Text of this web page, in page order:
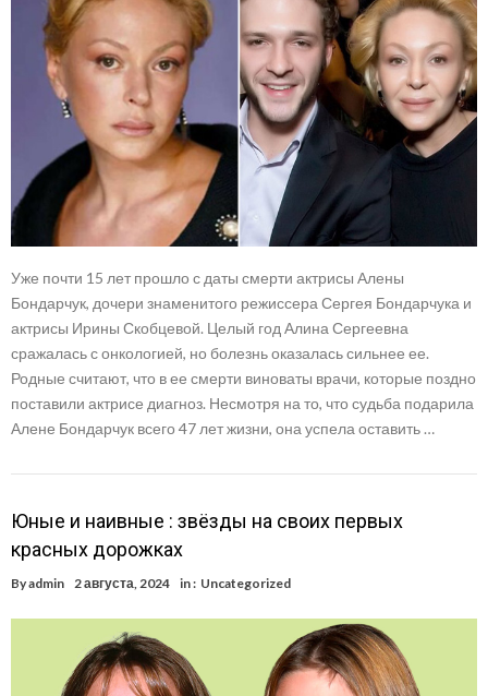
Уже почти 15 лет прошло с даты смерти актрисы Алены
Бондарчук, дочери знаменитого режиссера Сергея Бондарчука и
актрисы Ирины Скобцевой. Целый год Алина Сергеевна
сражалась с онкологией, но болезнь оказалась сильнее ее.
Родные считают, что в ее смерти виноваты врачи, которые поздно
поставили актрисе диагноз. Несмотря на то, что судьба подарила
Алене Бондарчук всего 47 лет жизни, она успела оставить …
Юные и наивные : звёзды на своих первых
красных дорожках
Byadmin 2 августа, 2024 in : Uncategorized